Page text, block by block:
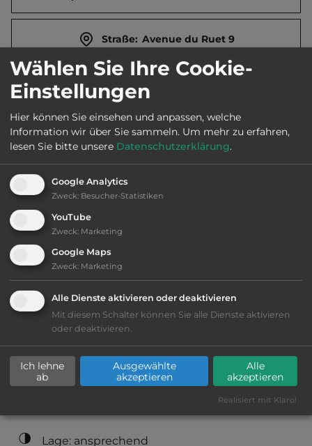
Straße: Avenue du Ruet 9
E-Mail: contact@campingjullouvillelespins.fr
Webseite: www.campingjullouvillelespins.fr/
Telefon:
Ausstattung:
bis 40,- Euro
Lage: ansprechend
Wählen Sie Ihre Cookie-
Einstellungen
Hier können Sie einsehen und anpassen, welche
Information wir über Sie sammeln. Um mehr zu erfahren,
lesen Sie bitte unsere Datenschutzerklärung.
Google Analytics
Zweck: Besucher-Statistiken
YouTube
Zweck: Marketing
Google Maps
Zweck: Marketing
Alle Dienste aktivieren oder deaktivieren
Mit diesem Schalter können Sie alle Dienste aktivieren
oder deaktivieren.
Ich lehne
ab
Ausgewählte
akzeptieren
Alle
akzeptieren
Realisiert mit Klaro!